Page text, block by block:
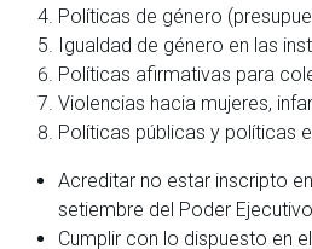
Políticas de género
Igualdad de género en las
Políticas afirmativas para
Violencias hacia mujeres,
Políticas públicas y políticas
Acreditar no estar inscripto
setiembre del Poder
Cumplir con lo dispuesto en